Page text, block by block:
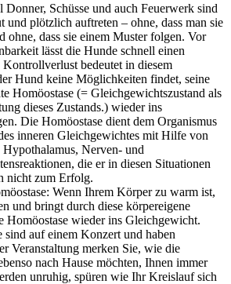
Schüsse und auch Feuerwerk sind
und plötzlich auftreten – ohne, dass man sie
ohne, dass sie einem Muster folgen. Vor
lässt die Hunde schnell einen
bedeutet in diesem
Hund keine Möglichkeiten findet, seine
Homöostase (= Gleichgewichtszustand als
dieses Zustands.) wieder ins
Die Homöostase dient dem Organismus
inneren Gleichgewichtes mit Hilfe von
Nerven- und
die er in diesen Situationen
nicht zum Erfolg.
Wenn Ihrem Körper zu warm ist,
und bringt durch diese körpereigene
Homöostase wieder ins Gleichgewicht.
sind auf einem Konzert und haben
Veranstaltung merken Sie, wie die
nach Hause möchten, Ihnen immer
unruhig, spüren wie IhrKreislauf sich